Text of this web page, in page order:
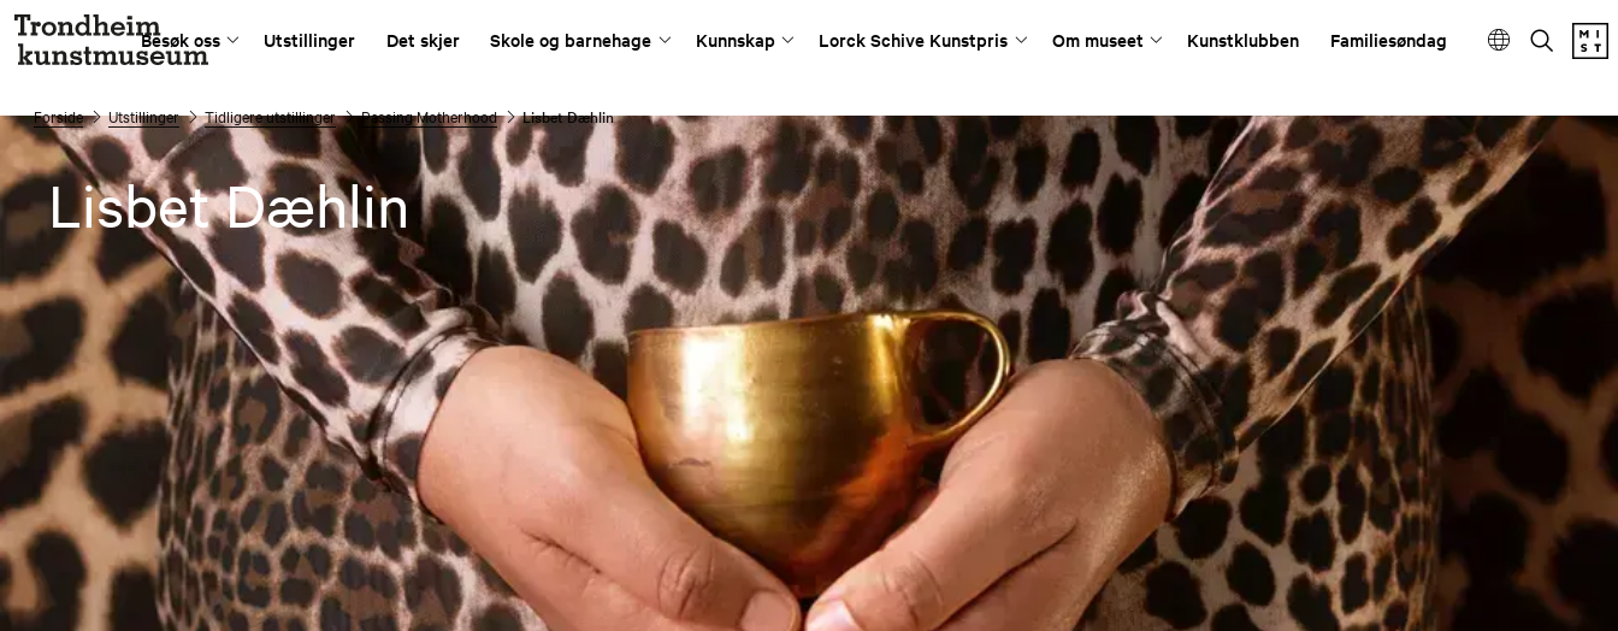
Besøk oss Utstillinger Det skjer Skole og barnehage Kunnskap Lorck Schive Kunstpris Om museet Kunstklubben Familiesøndag
Forside Utstillinger Tidligere utstillinger Passing Motherhood Lisbet Dæhlin
Lisbet Dæhlin